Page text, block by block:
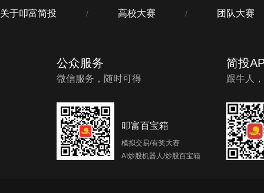
关于叩富简投 / 高校大赛 / 团队大赛
公众服务
微信服务，随时可得
叩富百宝箱
模拟交易/有奖大赛
AI炒股机器人/炒股百宝箱
简投
跟牛人